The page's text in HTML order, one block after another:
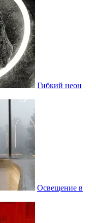
Гибкий неон
Освещение в